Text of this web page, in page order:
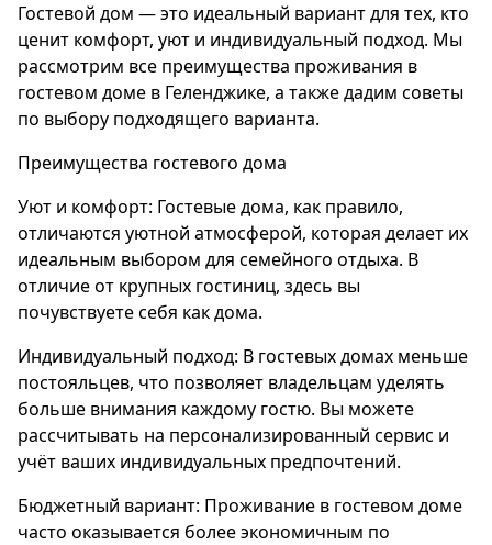
Гостевой дом — это идеальный вариант для тех, кто
ценит комфорт, уют и индивидуальный подход. Мы
рассмотрим все преимущества проживания в
гостевом доме в Геленджике, а также дадим советы
по выбору подходящего варианта.
Преимущества гостевого дома
Уют и комфорт: Гостевые дома, как правило,
отличаются уютной атмосферой, которая делает их
идеальным выбором для семейного отдыха. В
отличие от крупных гостиниц, здесь вы
почувствуете себя как дома.
Индивидуальный подход: В гостевых домах меньше
постояльцев, что позволяет владельцам уделять
больше внимания каждому гостю. Вы можете
рассчитывать на персонализированный сервис и
учёт ваших индивидуальных предпочтений.
Бюджетный вариант: Проживание в гостевом доме
часто оказывается более экономичным по